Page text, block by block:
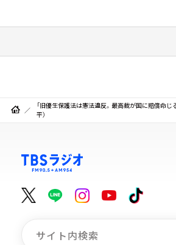
「旧優生保護法は憲法違反。最高裁が国に賠償命じ
平）